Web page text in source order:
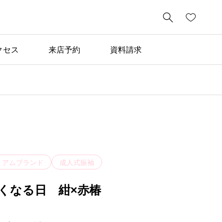

セス 来店予約 資料請求
アムブランド 成人式振袖
なる日 紺×赤椿